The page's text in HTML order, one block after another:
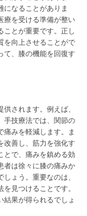
になることがありま
療を受ける準備が整い
ことが重要です。正し
を向上させることがで
て、膝の機能を回復す
されます。例えば、
手技療法では、関節の
痛みを軽減します。ま
改善し、筋力を強化す
とで、痛みを鎮める効
者は徐々に膝の痛みか
ょう。重要なのは、
見つけることです。
結果が得られるでしょ